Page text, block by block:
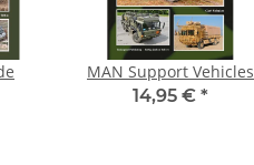
MAN Support Vehicles
14,95 € *